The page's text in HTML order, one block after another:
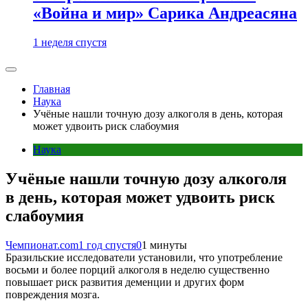
«Война и мир» Сарика Андреасяна
1 неделя спустя
Главная
Наука
Учёные нашли точную дозу алкоголя в день, которая
может удвоить риск слабоумия
Наука
Учёные нашли точную дозу алкоголя
в день, которая может удвоить риск
слабоумия
Чемпионат.com1 год спустя01 минуты
Бразильские исследователи установили, что употребление
восьми и более порций алкоголя в неделю существенно
повышает риск развития деменции и других форм
повреждения мозга.